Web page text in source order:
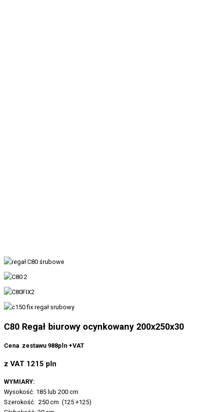
C80 Regał biurowy ocynkowany 200x250x30
Cena zestawu 988pln +VAT
z VAT 1215 pln
WYMIARY:
Wysokość: 185 lub 200 cm
Szerokość: 250 cm (125 +125)